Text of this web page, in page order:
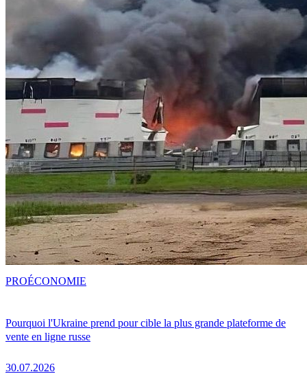
Pourquoi l'Ukraine prend pour cible la plus grande plateforme de
vente en ligne russe
30.07.2026
PROÉCONOMIE